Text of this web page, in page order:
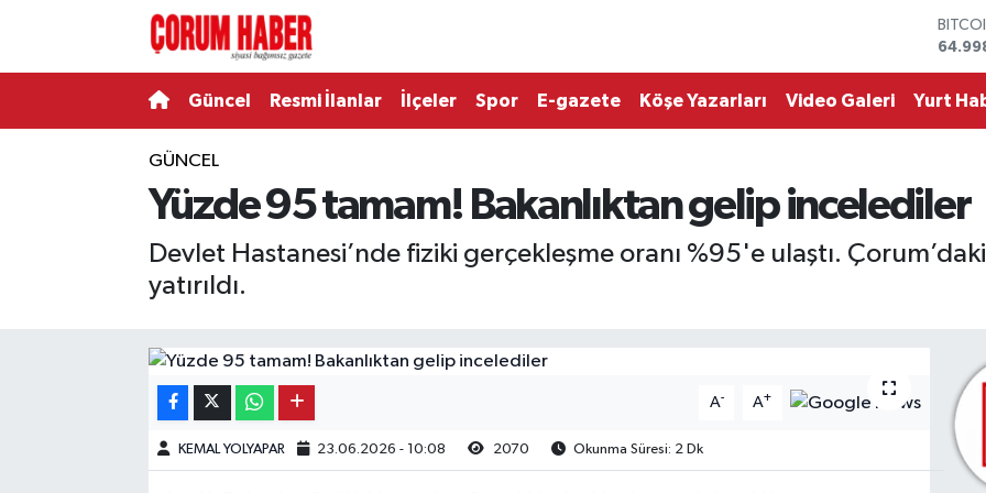
EURO
13.779
Güncel Resmi İlanlar İlçeler Spor E-gazete Köşe Yazarları Video Galeri Yurt
GÜNCEL
Yüzde 95 tamam! Bakanlıktan gelip incelediler
Devlet Hastanesi’nde fiziki gerçekleşme oranı %95'e ulaştı. Çorum’daki
yatırıldı.
A- A+
KEMAL YOLYAPAR 23.06.2026 - 10:08 2070 Okunma Süresi: 2 Dk
Resmi İlanlar
Boğazkale
Çorum Namaz Vakitleri
Trafik Durumu
Tüm Manşetler
Son Dakika Haberleri
Haber Arşivi